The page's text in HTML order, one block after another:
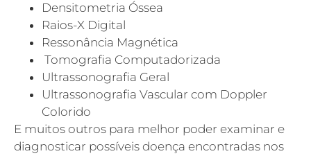
Densitometria Óssea
Raios-X Digital
Ressonância Magnética
Tomografia Computadorizada
Ultrassonografia Geral
Ultrassonografia Vascular com Doppler
Colorido
E muitos outros para melhor poder examinar e
diagnosticar possíveis doença encontradas nos